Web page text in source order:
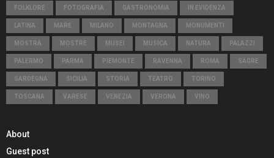
FOLKLORE FOTOGRAFIA GASTRONOMIA IN EVIDENZA
LATINA MARE MILANO MONTAGNA MONUMENTI
MOSTRA MOSTRE MUSEI MUSICA NATURA PALAZZI
PALERMO PARMA PIEMONTE RAVENNA ROMA SAGRE
SARDEGNA SICILIA STORIA TEATRO TORINO
TOSCANA VARESE VENEZIA VERONA VINO
About
Guest post